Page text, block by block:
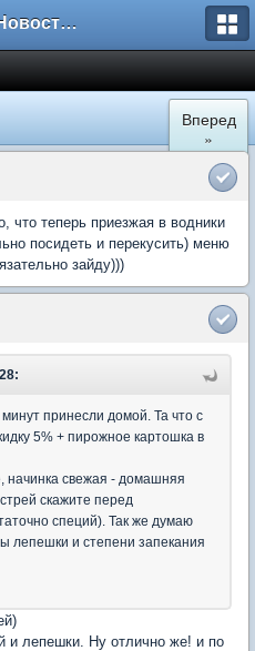
Форум Новостройки
Вперед
»
что теперь приезжая в водники
посидеть и перекусить) меню
зайду)))
принесли домой. Та что с
5% + пирожное картошка в
начинка свежая - домашняя
скажите перед
специй). Так же думаю
лепешки и степени запекания
и лепешки. Ну отлично же! и по